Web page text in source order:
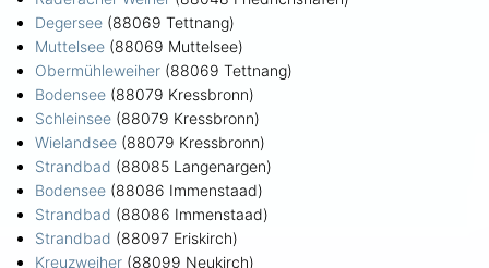
Degersee (88069 Tettnang)
Muttelsee (88069 Muttelsee)
Obermühleweiher (88069 Tettnang)
Bodensee (88079 Kressbronn)
Schleinsee (88079 Kressbronn)
Wielandsee (88079 Kressbronn)
Strandbad (88085 Langenargen)
Bodensee (88086 Immenstaad)
Strandbad (88086 Immenstaad)
Strandbad (88097 Eriskirch)
Kreuzweiher (88099 Neukirch)